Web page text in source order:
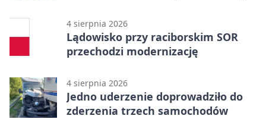
4 sierpnia 2026
Lądowisko przy raciborskim SOR
przechodzi modernizację
4 sierpnia 2026
Jedno uderzenie doprowadziło do
zderzenia trzech samochodów